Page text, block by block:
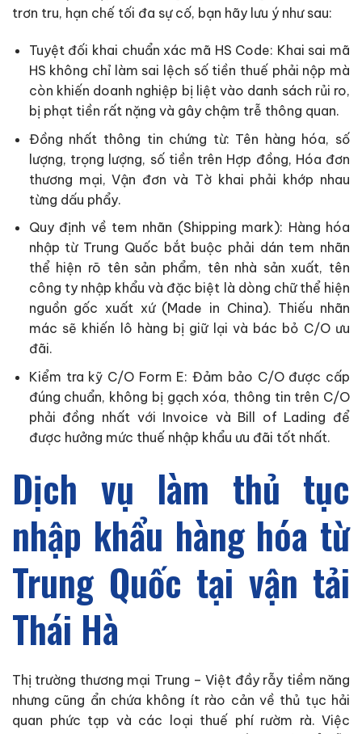
trơn tru, hạn chế tối đa sự cố, bạn hãy lưu ý như sau:
Tuyệt đối khai chuẩn xác mã HS Code: Khai sai mã
HS không chỉ làm sai lệch số tiền thuế phải nộp mà
còn khiến doanh nghiệp bị liệt vào danh sách rủi ro,
bị phạt tiền rất nặng và gây chậm trễ thông quan.
Đồng nhất thông tin chứng từ: Tên hàng hóa, số
lượng, trọng lượng, số tiền trên Hợp đồng, Hóa đơn
thương mại, Vận đơn và Tờ khai phải khớp nhau
từng dấu phẩy.
Quy định về tem nhãn (Shipping mark): Hàng hóa
nhập từ Trung Quốc bắt buộc phải dán tem nhãn
thể hiện rõ tên sản phẩm, tên nhà sản xuất, tên
công ty nhập khẩu và đặc biệt là dòng chữ thể hiện
nguồn gốc xuất xứ (Made in China). Thiếu nhãn
mác sẽ khiến lô hàng bị giữ lại và bác bỏ C/O ưu
đãi.
Kiểm tra kỹ C/O Form E: Đảm bảo C/O được cấp
đúng chuẩn, không bị gạch xóa, thông tin trên C/O
phải đồng nhất với Invoice và Bill of Lading để
được hưởng mức thuế nhập khẩu ưu đãi tốt nhất.
Dịch vụ làm thủ tục
nhập khẩu hàng hóa từ
Trung Quốc tại vận tải
Thái Hà
Thị trường thương mại Trung – Việt đầy rẫy tiềm năng
nhưng cũng ẩn chứa không ít rào cản về thủ tục hải
quan phức tạp và các loại thuế phí rườm rà. Việc